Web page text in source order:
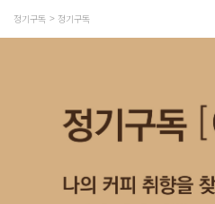
정기구독 정기구독